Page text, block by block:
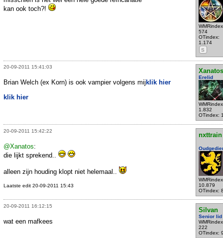
574
OTindex:
1.174
S
kan ook toch?!
20-09-2011 15:41:03
Xanatos
Erelid
1.832
OTindex:
Brian Welch (ex Korn) is ook vampier volgens mij klik hier
klik hier
20-09-2011 15:42:22
nxttrain
10.879
OTindex:
@Xanatos:
die lijkt sprekend..
alleen zijn houding klopt niet helemaal..
Laatste edit 20-09-2011 15:43
20-09-2011 16:12:15
Silvan
Senior lid
222
OTindex:
wat een mafkees